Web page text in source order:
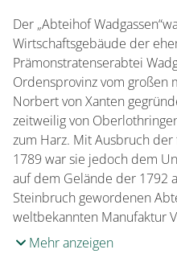
Der „Abteihof
Wirtschaftsgebäude der
Prämonstratenserabtei
Ordensprovinz vom
Norbert von Xanten
zeitweilig von
zum Harz. Mit Ausbruch
1789 war sie jedoch dem
auf dem Gelände der 1792
Steinbruch gewordenen
weltbekannten Manufaktur
Mehr anzeigen